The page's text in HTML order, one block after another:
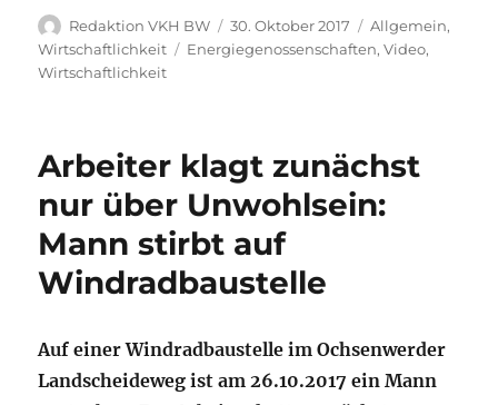
Autor
Redaktion VKH BW
Veröffentlicht
am
30. Oktober 2017 Kategorien
Allgemein,
Wirtschaftlichkeit
Schlagwörter
Energiegenossenschaften,Video,
Wirtschaftlichkeit
Arbeiter klagt zunächst
nur über Unwohlsein:
Mann stirbt auf
Windradbaustelle
Auf einer Windradbaustelle im Ochsenwerder
Landscheideweg ist am 26.10.2017 ein Mann